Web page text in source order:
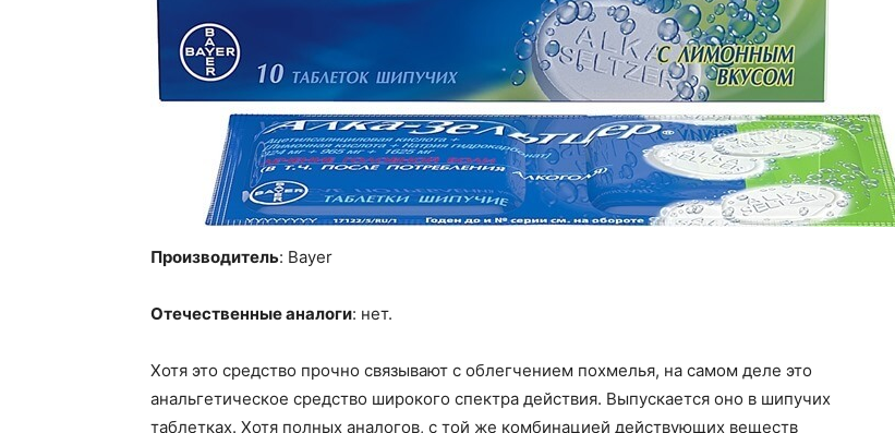
Производитель: Bayer
Отечественные аналоги: нет.
Хотя это средство прочно связывают с облегчением похмелья, на самом деле это
анальгетическое средство широкого спектра действия. Выпускается оно в шипучих
таблетках. Хотя полных аналогов, с той же комбинацией действующих веществ